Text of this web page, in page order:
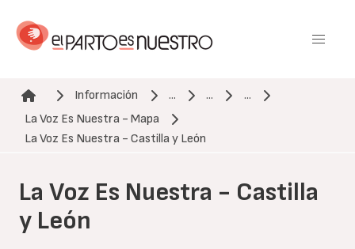
contenido
Ruta de navegación
Información ... ...
...
La Voz Es Nuestra - Mapa
La Voz Es Nuestra - Castilla y León
La Voz Es Nuestra - Castilla
y León